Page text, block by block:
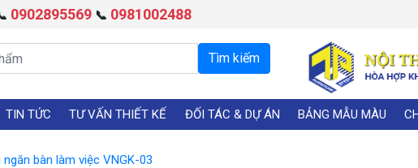
0902895569 📞 0981002488
TIN TỨC TƯ VẤN THIẾT KẾ ĐỐI TÁC & DỰ ÁN BẢNG MẪU MÀU
ngăn bàn làm việc VNGK-03